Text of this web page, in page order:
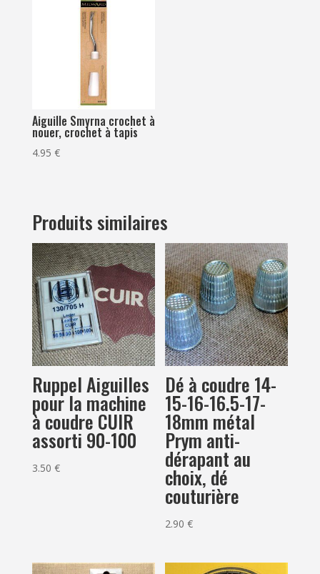
Aiguille Smyrna crochet à
nouer, crochet à tapis
4.95 €
Produits similaires
Ruppel Aiguilles
pour la machine
à coudre CUIR
assorti 90-100
3.50 €
Dé à coudre 14-
15-16-16.5-17-
18mm métal
Prym anti-
dérapant au
choix, dé
couturière
2.90€